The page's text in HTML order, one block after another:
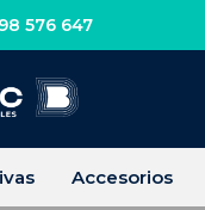
576 647
Accesorios